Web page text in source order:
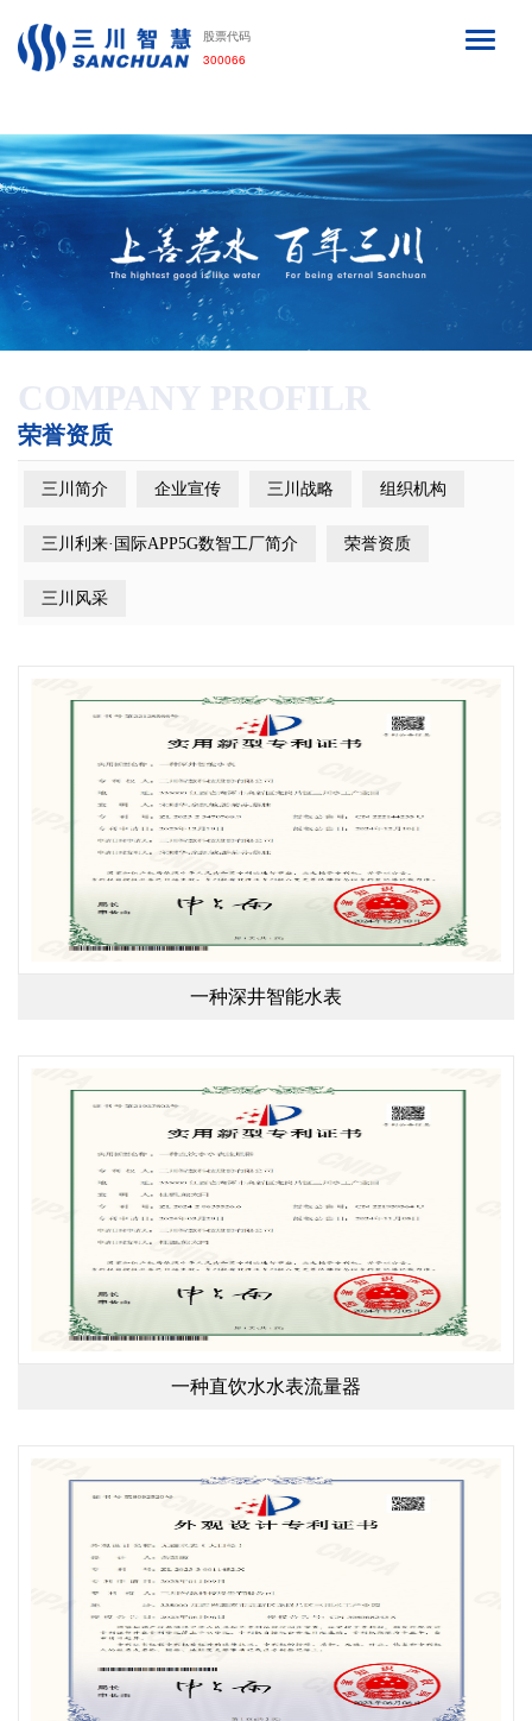
利来·国际APP
股票代码
300066
COMPANY PROFILR
荣誉资质
三川简介 企业宣传 三川战略 组织机构
三川利来·国际APP5G数智工厂简介 荣誉资质
三川风采
一种深井智能水表
一种直饮水水表流量器